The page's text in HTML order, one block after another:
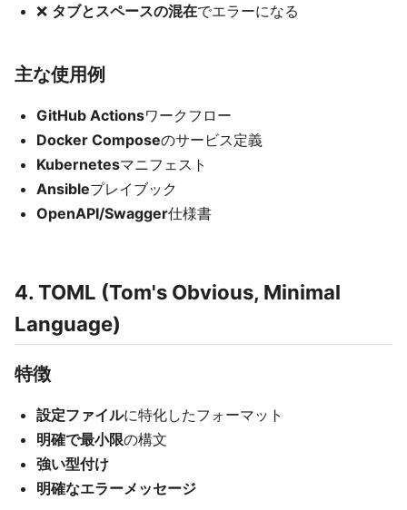
❌ タブとスペースの混在でエラーになる
主な使用例
GitHub Actionsワークフロー
Docker Composeのサービス定義
Kubernetesマニフェスト
Ansibleプレイブック
OpenAPI/Swagger仕様書
4. TOML (Tom's Obvious, Minimal
Language)
特徴
設定ファイルに特化したフォーマット
明確で最小限の構文
強い型付け
明確なエラーメッセージ